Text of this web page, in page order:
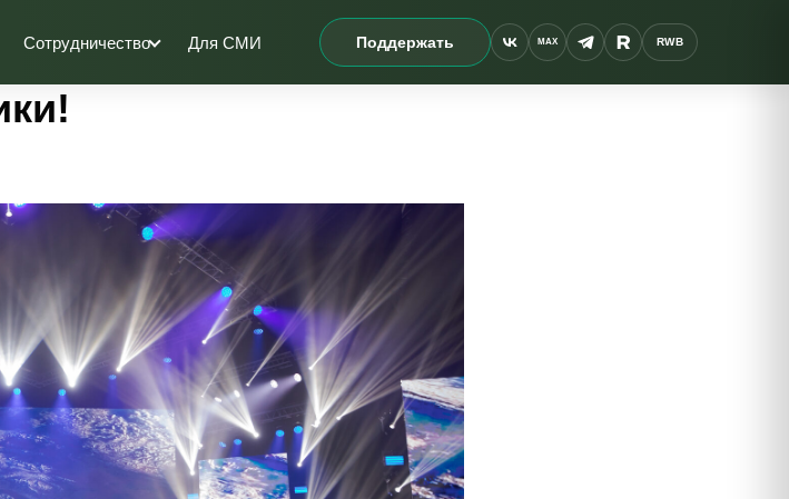
Сотрудничество Для СМИ Поддержать MAX RWB